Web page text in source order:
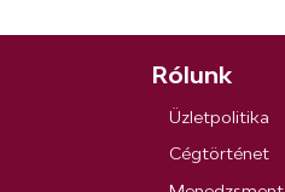
Rólunk
Üzletpolitika
Cégtörténet